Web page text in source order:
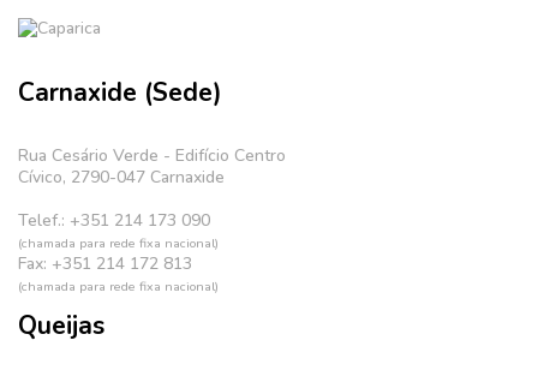
Carnaxide (Sede)
Rua Cesário Verde - Edifício Centro
Cívico, 2790-047 Carnaxide
Telef.: +351 214 173 090
(chamada para rede fixa nacional)
Fax: +351 214 172 813
(chamada para rede fixa nacional)
Queijas